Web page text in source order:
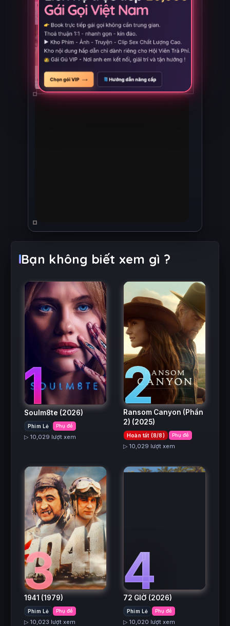
Bạn không biết xem gì ?
1
Soulm8te (2026)
Phim Lẻ Phụ đề
▷ 10,029 lượt xem
2
Ransom Canyon (Phần
2) (2025)
Hoàn tất (8/8) Phụ đề
▷ 10,029 lượt xem
3
1941 (1979)
Phim Lẻ Phụ đề
▷ 10,023 lượt xem
4
72 GIỜ (2026)
Phim Lẻ Phụ đề
▷ 10,020 lượt xem